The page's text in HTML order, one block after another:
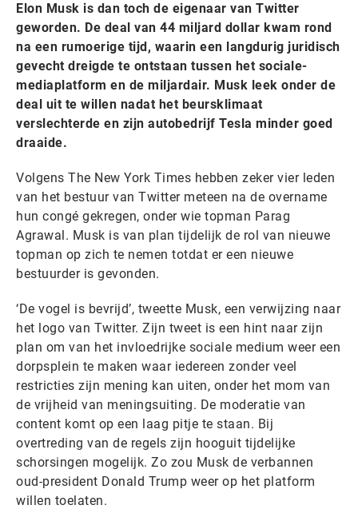
Elon Musk is dan toch de eigenaar van Twitter
geworden. De deal van 44 miljard dollar kwam rond
na een rumoerige tijd, waarin een langdurig juridisch
gevecht dreigde te ontstaan tussen het sociale-
mediaplatform en de miljardair. Musk leek onder de
deal uit te willen nadat het beursklimaat
verslechterde en zijn autobedrijf Tesla minder goed
draaide.
Volgens The New York Times hebben zeker vier leden
van het bestuur van Twitter meteen na de overname
hun congé gekregen, onder wie topman Parag
Agrawal. Musk is van plan tijdelijk de rol van nieuwe
topman op zich te nemen totdat er een nieuwe
bestuurder is gevonden.
‘De vogel is bevrijd’, tweette Musk, een verwijzing naar
het logo van Twitter. Zijn tweet is een hint naar zijn
plan om van het invloedrijke sociale medium weer een
dorpsplein te maken waar iedereen zonder veel
restricties zijn mening kan uiten, onder het mom van
de vrijheid van meningsuiting. De moderatie van
content komt op een laag pitje te staan. Bij
overtreding van de regels zijn hooguit tijdelijke
schorsingen mogelijk. Zo zou Musk de verbannen
oud-president Donald Trump weer op het platform
willen toelaten.